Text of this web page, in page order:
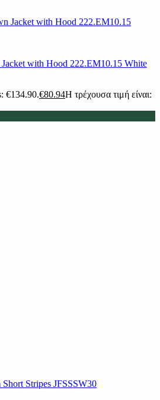
Jacket with Hood 222.EM10.15 White
€134.90.€80.94Η τρέχουσα τιμή είναι: